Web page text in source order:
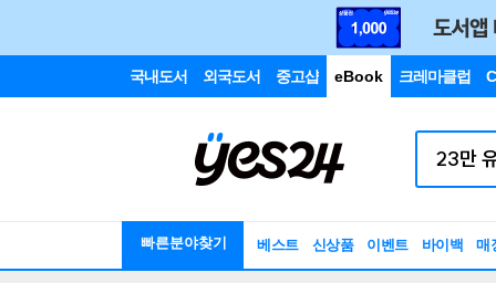
국내도서 외국도서 중고샵 eBook 크레마클럽
빠른분야찾기 베스트 신상품 이벤트 바이백 매